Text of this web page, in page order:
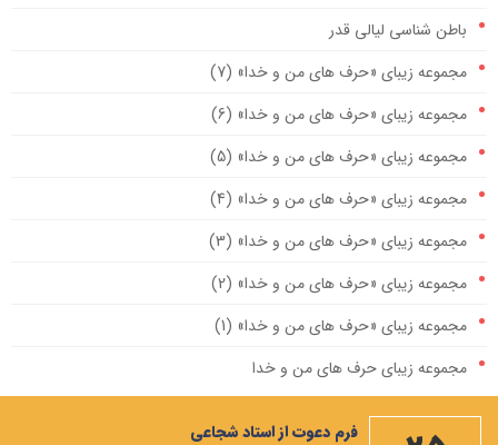
باطن شناسی لیالی قدر
مجموعه زیبای «حرف های من و خدا» (7)
مجموعه زیبای «حرف های من و خدا» (6)
مجموعه زیبای «حرف های من و خدا» (5)
مجموعه زیبای «حرف های من و خدا» (4)
مجموعه زیبای «حرف های من و خدا» (3)
مجموعه زیبای «حرف های من و خدا» (2)
مجموعه زیبای «حرف های من و خدا» (1)
مجموعه زیبای حرف های من و خدا
مهمترین صله ارحام، ایجاد رابطه با امام زمان علیه السلام است
فرم دعوت از استاد شجاعی